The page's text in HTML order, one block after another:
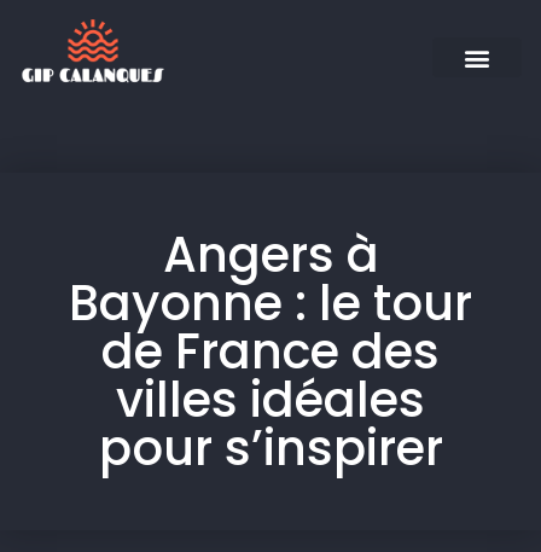
Angers à
Bayonne : le tour
de France des
villes idéales
pour s’inspirer